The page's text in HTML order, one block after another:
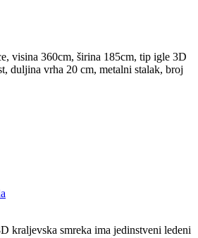
visina 360cm, širina 185cm, tip igle 3D
duljina vrha 20 cm, metalni stalak, broj
kraljevska smreka ima jedinstveni ledeni